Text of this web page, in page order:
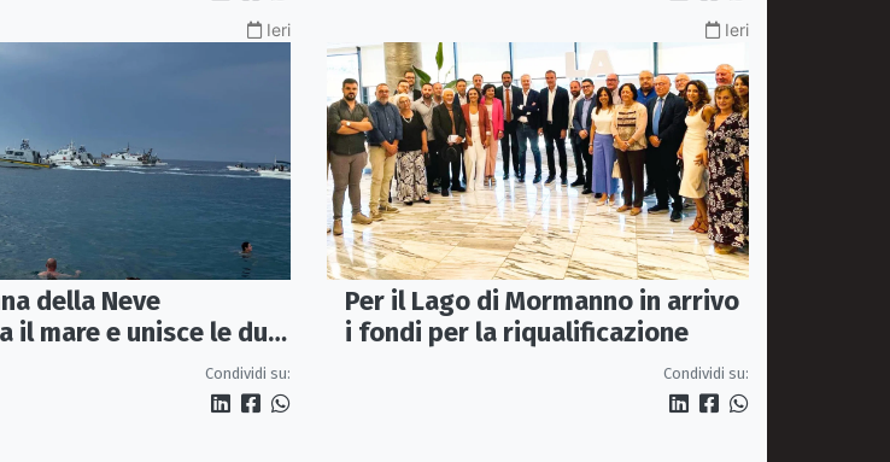
Ieri
della Neve
il mare e unisce le due
Condividi su:
Ieri
Per il Lago di Mormanno in arrivo
i fondi per la riqualificazione
Condividi su: